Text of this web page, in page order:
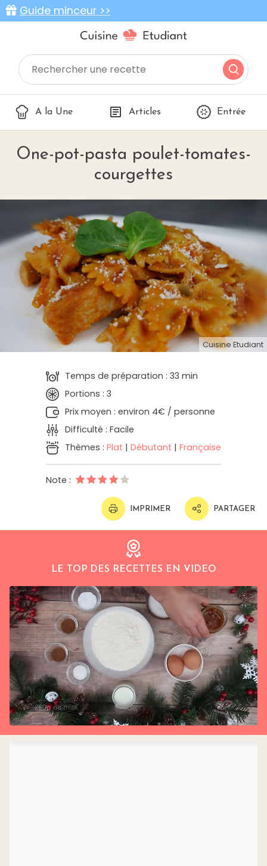
Guide minceur >>
A la Une Articles Entrée
One-pot-pasta poulet-tomates-
courgettes
Cuisine Etudiant
Temps de préparation : 33 min
Portions : 3
Prix moyen : environ 4€ / personne
Difficulté : Facile
Thèmes : Plat | Débutant | Française
Note :
IMPRIMER PARTAGER
LE TOP DES RECETTES EN VIDEO